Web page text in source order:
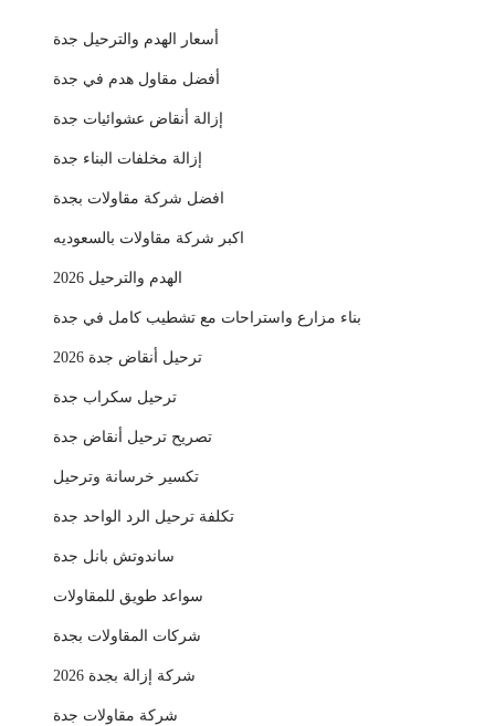
أسعار الهدم والترحيل جدة
أفضل مقاول هدم في جدة
إزالة أنقاض عشوائيات جدة
إزالة مخلفات البناء جدة
افضل شركة مقاولات بجدة
اكبر شركة مقاولات بالسعوديه
الهدم والترحيل 2026
بناء مزارع واستراحات مع تشطيب كامل في جدة
ترحيل أنقاض جدة 2026
ترحيل سكراب جدة
تصريح ترحيل أنقاض جدة
تكسير خرسانة وترحيل
تكلفة ترحيل الرد الواحد جدة
ساندوتش بانل جدة
سواعد طويق للمقاولات
شركات المقاولات بجدة
شركة إزالة بجدة 2026
شركة مقاولات جدة